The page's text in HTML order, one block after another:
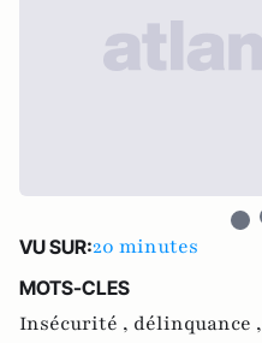
VU SUR:20 minutes
MOTS-CLES
Insécurité , délinquance ,